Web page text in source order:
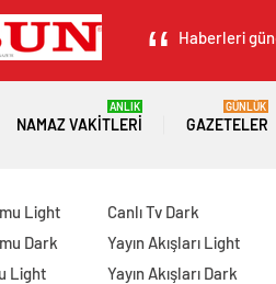
Haberleri
NAMAZ VAKITLERI
ANLIK
GAZETELER
GÜNLÜK
Light
Dark
Light
Canlı Tv Dark
Yayın Akışları Light
Yayın Akışları Dark